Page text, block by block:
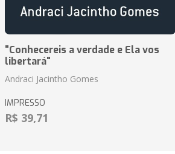
"Conhecereis a verdade e Ela vos
libertará"
Andraci Jacintho Gomes
IMPRESSO
R$ 39,71